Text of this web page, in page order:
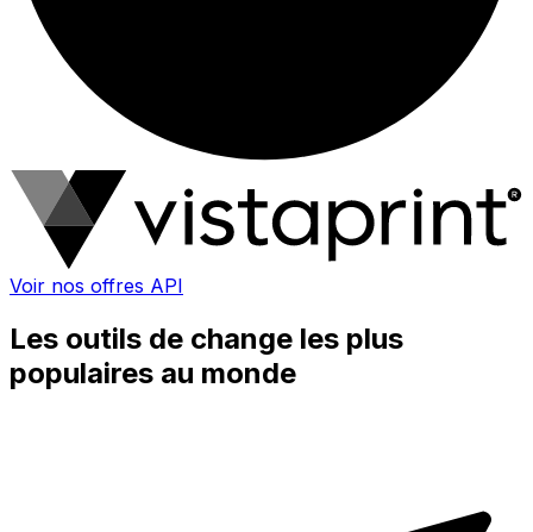
Voir nos offres API
Les outils de change les plus
populaires au monde